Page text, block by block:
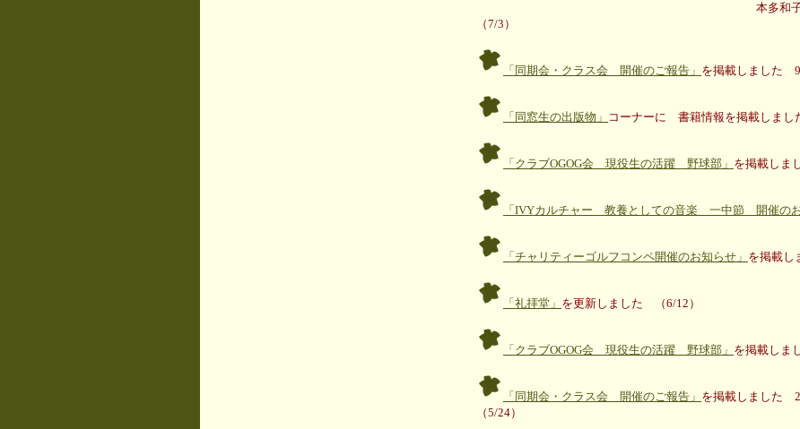
本多和子 21期 小松
（7/3）
「同期会・クラス会 開催のご報告」 を掲載しました
「同窓生の出版物」 コーナーに 書籍情報を掲載し
「クラブOGOG会 現役生の活躍 野球部」 を掲載し
「IVYカルチャー 教養としての音楽 一中節 開催のお
「チャリティーゴルフコンペ開催のお知らせ」 を掲載
「礼拝堂」 を更新しました （6/12）
「クラブOGOG会 現役生の活躍 野球部」 を掲載し
「同期会・クラス会 開催のご報告」 を掲載しました
（5/24）